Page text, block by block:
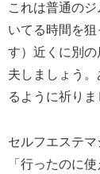
これは普通の
いてる時間を
す）近くに別
夫しましょう
るように祈りま
セルフエステ
「行ったのに